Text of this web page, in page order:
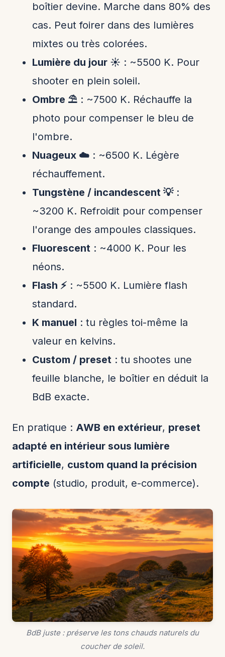
boîtier devine. Marche dans 80% des
cas. Peut foirer dans des lumières
mixtes ou très colorées.
Lumière du jour ☀️ : ~5500 K. Pour
shooter en plein soleil.
Ombre ⛱️ : ~7500 K. Réchauffe la
photo pour compenser le bleu de
l'ombre.
Nuageux ☁️ : ~6500 K. Légère
réchauffement.
Tungstène / incandescent 💡:
~3200 K. Refroidit pour compenser
l'orange des ampoules classiques.
Fluorescent : ~4000 K. Pour les
néons.
Flash ⚡ : ~5500 K. Lumière flash
standard.
K manuel : tu règles toi-même la
valeur en kelvins.
Custom / preset : tu shootes une
feuille blanche, le boîtier en déduit la
BdB exacte.
En pratique : AWB en extérieur, preset
adapté en intérieur sous lumière
artificielle, custom quand la précision
compte (studio, produit, e-commerce).
BdB juste : préserve les tons chauds naturels du
coucher de soleil.